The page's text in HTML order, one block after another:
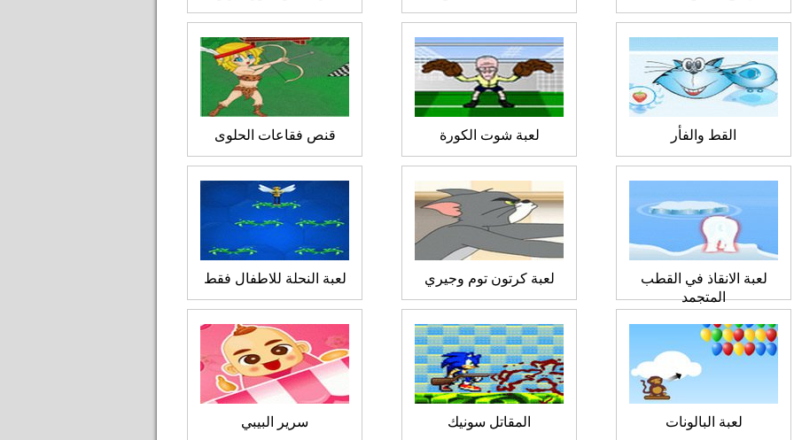
القط والفأر لعبة شوت الكورة قنص فقاعات الحلوى
لعبة الانقاذ في القطب
المتجمد
لعبة كرتون توم وجيري لعبة النحلة للاطفال فقط
لعبة البالونات المقاتل سونيك سرير البيبي